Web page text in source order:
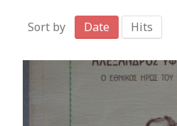
Sort by Date Hits